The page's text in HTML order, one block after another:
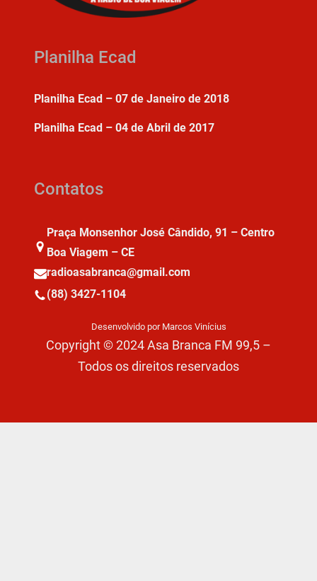
Planilha Ecad
Planilha Ecad – 07 de Janeiro de 2018
Planilha Ecad – 04 de Abril de 2017
Contatos
Praça Monsenhor José Cândido, 91 – Centro
Boa Viagem – CE
radioasabranca@gmail.com
(88) 3427-1104
Desenvolvido por Marcos Vinícius
Copyright © 2024 Asa Branca FM 99,5 –
Todos os direitos reservados